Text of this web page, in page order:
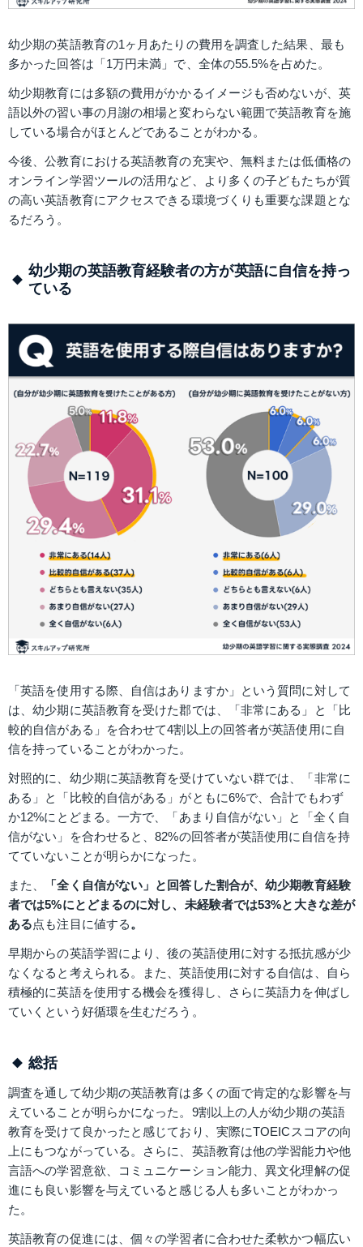
幼少期の英語教育の1ヶ月あたりの費用を調査した結果、最も
多かった回答は「1万円未満」で、全体の55.5%を占めた。
幼少期教育には多額の費用がかかるイメージも否めないが、英
語以外の習い事の月謝の相場と変わらない範囲で英語教育を施
している場合がほとんどであることがわかる。
今後、公教育における英語教育の充実や、無料または低価格の
オンライン学習ツールの活用など、より多くの子どもたちが質
の高い英語教育にアクセスできる環境づくりも重要な課題とな
るだろう。
幼少期の英語教育経験者の方が英語に自信を持っ
ている
「英語を使用する際、自信はありますか」という質問に対して
は、幼少期に英語教育を受けた郡では、「非常にある」と「比
較的自信がある」を合わせて4割以上の回答者が英語使用に自
信を持っていることがわかった。
対照的に、幼少期に英語教育を受けていない群では、「非常に
ある」と「比較的自信がある」がともに6%で、合計でもわず
か12%にとどまる。一方で、「あまり自信がない」と「全く自
信がない」を合わせると、82%の回答者が英語使用に自信を持
てていないことが明らかになった。
また、
「全く自信がない」と回答した割合が、幼少期教育経験
者では5%にとどまるのに対し、未経験者では53%と大きな差が
ある点も注目に値する。
早期からの英語学習により、後の英語使用に対する抵抗感が少
なくなると考えられる。また、英語使用に対する自信は、自ら
積極的に英語を使用する機会を獲得し、さらに英語力を伸ばし
ていくという好循環を生むだろう。
総括
調査を通して幼少期の英語教育は多くの面で肯定的な影響を与
えていることが明らかになった。9割以上の人が幼少期の英語
教育を受けて良かったと感じており、実際にTOEICスコアの向
上にもつながっている。さらに、英語教育は他の学習能力や他
言語への学習意欲、コミュニケーション能力、異文化理解の促
進にも良い影響を与えていると感じる人も多いことがわかっ
た。
英語教育の促進には、個々の学習者に合わせた柔軟かつ幅広い